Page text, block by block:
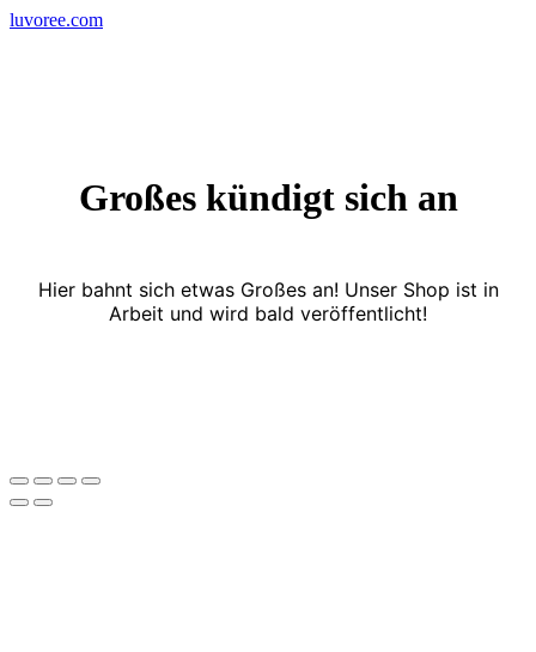
Skip
luvoree.com
Großes kündigt sich an
Hier bahnt sich etwas Großes an! Unser Shop ist in
Arbeit und wird bald veröffentlicht!